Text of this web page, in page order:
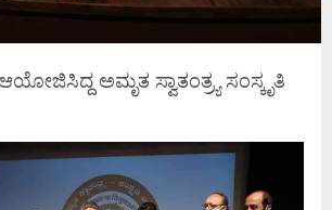
ಅಮೃತ ಸ್ವಾತಂತ್ರ್ಯ ಸಂಸ್ಕೃತಿ